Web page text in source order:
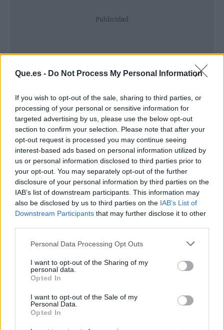
Que.es - Do Not Process My Personal Information
If you wish to opt-out of the sale, sharing to third parties, or
processing of your personal or sensitive information for
targeted advertising by us, please use the below opt-out
section to confirm your selection. Please note that after your
opt-out request is processed you may continue seeing
interest-based ads based on personal information utilized by
us or personal information disclosed to third parties prior to
your opt-out. You may separately opt-out of the further
disclosure of your personal information by third parties on the
IAB’s list of downstream participants. This information may
also be disclosed by us to third parties on the IAB’s List of
Downstream Participants that may further disclose it to other
Personal Data Processing Opt Outs
I want to opt-out of the Sharing of my
personal data.
Opted In
I want to opt-out of the Sale of my
Personal Data.
Opted In
Publicidad
Apple Park
El evento tendrá lugar enApple Park, la
lugar de trabajo, sino como un símbolo de
innovación y sostenibilidad, Apple Park ofrece
un espacio inmejorable para dar a conocer las
Un evento con el lema "It's Glowtime"